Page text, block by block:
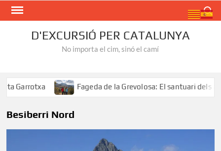
Skip
D'EXCURSIÓ PER CATALUNYA
No importa el cim, sinó el camí
Fageda de la Grevolosa: El santuari dels
Besiberri Nord